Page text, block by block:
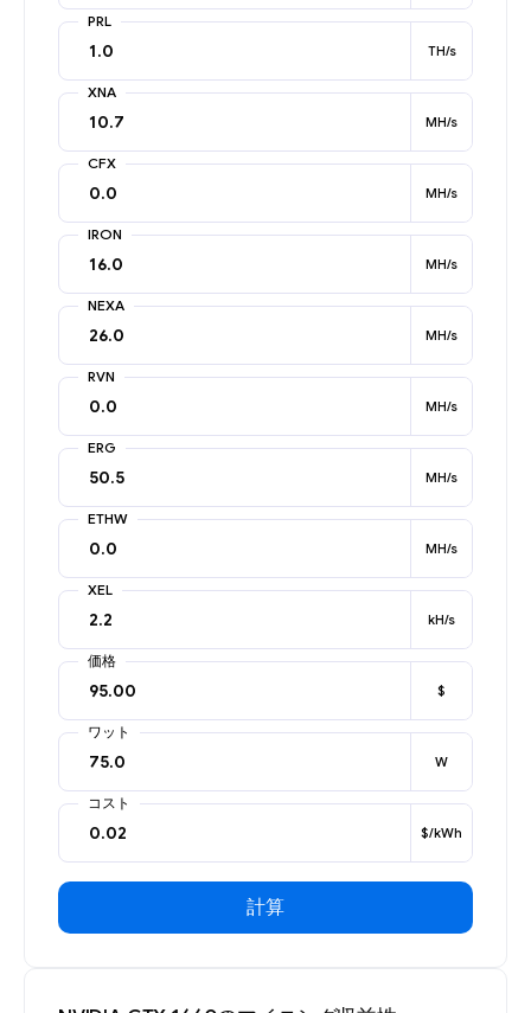
PRL
TH/s
XNA
MH/s
CFX
MH/s
IRON
MH/s
NEXA
MH/s
RVN
MH/s
ERG
MH/s
ETHW
MH/s
XEL
kH/s
価格
$
ワット
W
コスト
$/kWh
計算